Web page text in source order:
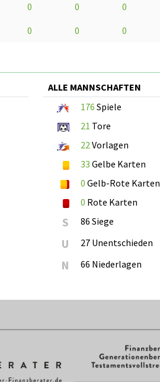
0 0 0
0 0 0
ALLE MANNSCHAFTEN
176 Spiele
21 Tore
22Vorlagen
33 Gelbe Karten
0 Gelb-Rote Karten
0 Rote Karten
S 86 Siege
U 27 Unentschieden
N 66 Niederlagen